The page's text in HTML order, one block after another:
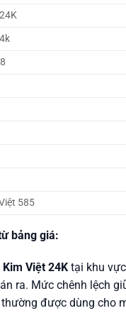
585
bảng giá:
Việt 24Ktại khu vực
ra. Mức chênh lệch
thường được dùng cho